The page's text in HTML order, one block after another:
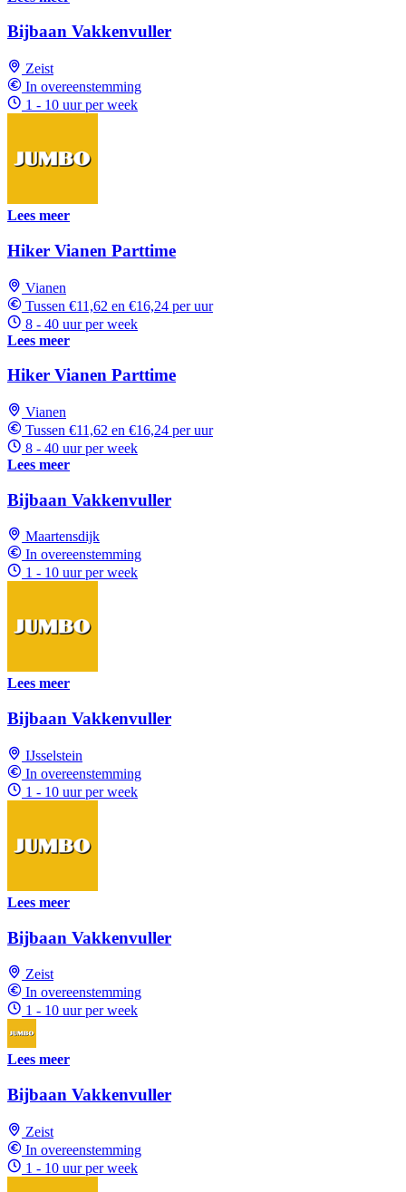
Bijbaan Vakkenvuller
Zeist
In overeenstemming
1 - 10 uur per week
Lees meer
Hiker Vianen Parttime
Vianen
Tussen €11,62 en €16,24 per uur
8 - 40 uur per week
Lees meer
Hiker Vianen Parttime
Vianen
Tussen €11,62 en €16,24 per uur
8 - 40 uur per week
Lees meer
Bijbaan Vakkenvuller
Maartensdijk
In overeenstemming
1 - 10 uur per week
Lees meer
Bijbaan Vakkenvuller
IJsselstein
In overeenstemming
1 - 10 uur per week
Lees meer
Bijbaan Vakkenvuller
Zeist
In overeenstemming
1 - 10 uur per week
Lees meer
Bijbaan Vakkenvuller
Zeist
In overeenstemming
1 - 10 uur per week